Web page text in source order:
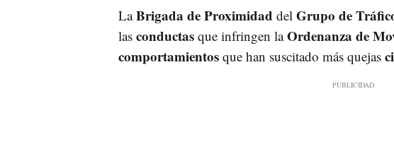
LaBrigada de Proximidad del Grupo de
las conductasque infringen laOrdenanza de
comportamientosque han suscitado más quejas